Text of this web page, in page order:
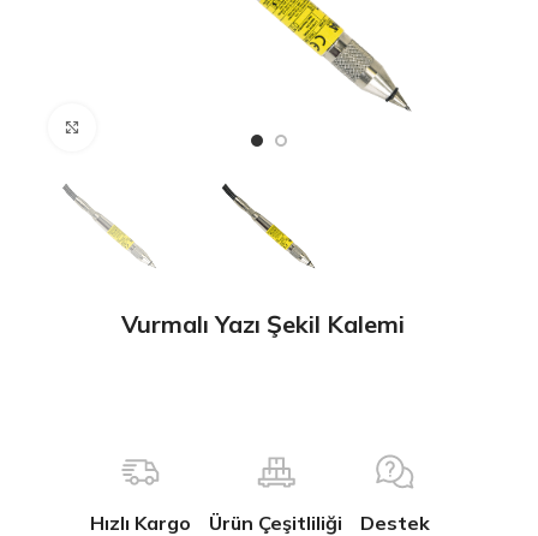
Vurmalı Yazı Şekil Kalemi
Hızlı Kargo Ürün Çeşitliliği Destek